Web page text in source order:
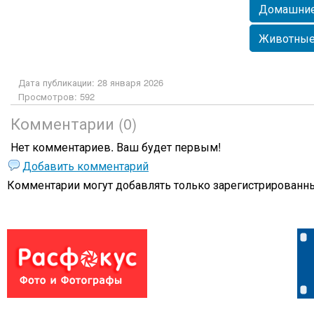
Дата публикации: 28 января 2026
Просмотров: 592
Комментарии (0)
Нет комментариев. Ваш будет первым!
Добавить комментарий
Комментарии могут добавлять только